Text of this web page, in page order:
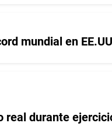
mundial en
real durante